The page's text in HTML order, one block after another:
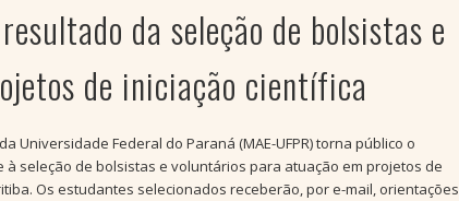
da seleção de bolsistas e
de iniciação científica
Universidade Federal do Paraná (MAE-UFPR) torna público o
à seleção de bolsistas e voluntários para atuação em projetos de
Os estudantes selecionados receberão, por e-mail, orientações